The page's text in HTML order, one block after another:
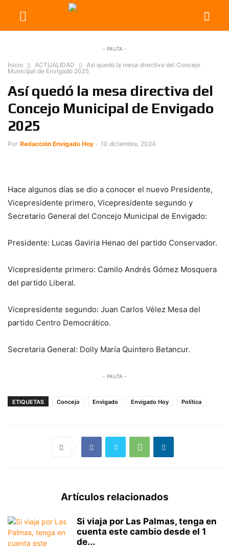
- PAUTA -
Inicio ACTUALIDAD
Así quedó la mesa directiva del Concejo
Municipal de Envigado 2025
Así quedó la mesa directiva del
Concejo Municipal de Envigado
2025
Por Redacción Envigado Hoy - 10 diciembre, 2024
Hace algunos días se dio a conocer el nuevo Presidente,
Vicepresidente primero, Vicepresidente segundo y
Secretario General del Concejo Municipal de Envigado:
Presidente: Lucas Gaviria Henao del partido Conservador.
Vicepresidente primero: Camilo Andrés Gómez Mosquera
del partido Liberal.
Vicepresidente segundo: Juan Carlos Vélez Mesa del
partido Centro Democrático.
Secretaria General: Dolly María Quintero Betancur.
- PAUTA -
ETIQUETAS Concejo Envigado Envigado Hoy Política
Artículos relacionados
Si viaja por Las Palmas, tenga en
cuenta este cambio desde el 1
de...